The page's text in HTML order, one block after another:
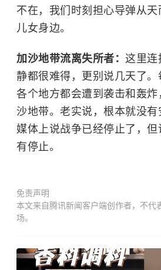
不在，我们时刻担心导弹从天
儿女身边。
加沙地带流离失所者： 这里连
静都很难得，更别说几天了
各个地方都会遭到袭击和轰
沙地带。老实说，根本就没有
媒体上说战争已经停止了，
有停止。
免责声明
本文来自腾讯新闻客户端创作者，不代
场。